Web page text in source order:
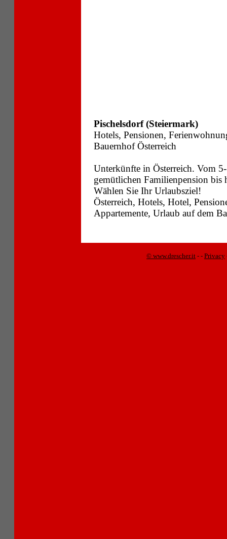
Pischelsdorf (Steiermark)
Hotels, Pensionen,
Bauernhof Österreich
Unterkünfte in Österreich. Vom
gemütlichen Familienpension
Wählen Sie Ihr Urlaubsziel!
Österreich, Hotels, Hotel,
Appartemente, Urlaub auf dem
© www.drescher.it - - Privacy